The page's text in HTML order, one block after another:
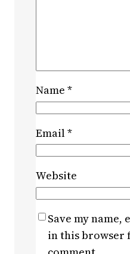
Name *
Email*
Website
Save my name,
in this browser